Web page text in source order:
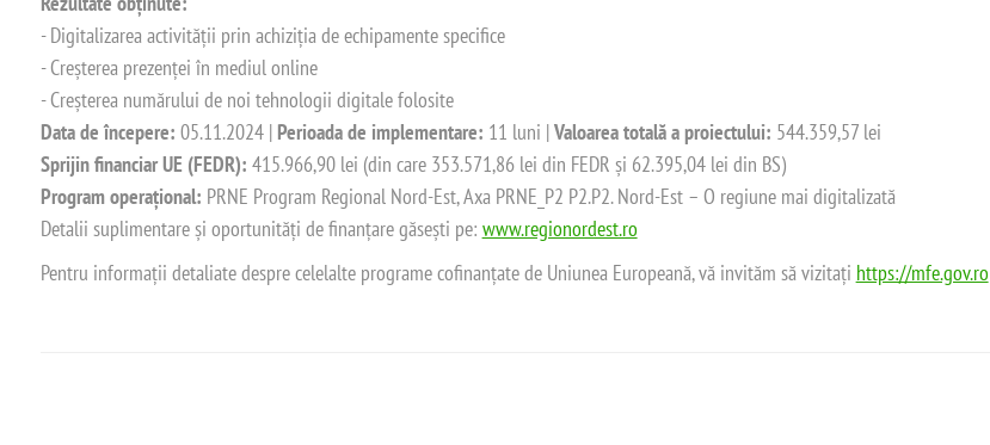
- Digitalizarea activității prin achiziția de echipamente specifice
- Creșterea prezenței în mediul online
- Creșterea numărului de noi tehnologii digitale folosite
Data de începere: 05.11.2024 | Perioada de implementare: 11 luni |Valoarea totală a proiectului: 544.359,57 lei
Sprijin financiar UE (FEDR): 415.966,90 lei (din care 353.571,86 lei din FEDR și 62.395,04 lei din BS)
Program operațional: PRNE Program Regional Nord-Est, Axa PRNE_P2 P2.P2. Nord-Est – O regiune mai digitalizată
Detalii suplimentare și oportunități de finanțare găsești pe: www.regionordest.ro
Pentru informații detaliate despre celelalte programe cofinanțate de Uniunea Europeană, vă invităm să vizitați https://mfe.gov.ro